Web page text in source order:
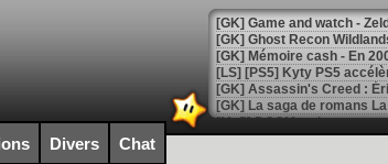
[Mo5] DOOM arrive en
[GK] Bethesda fête les 30
[GK] Roblox : l'action en
Divers Chat